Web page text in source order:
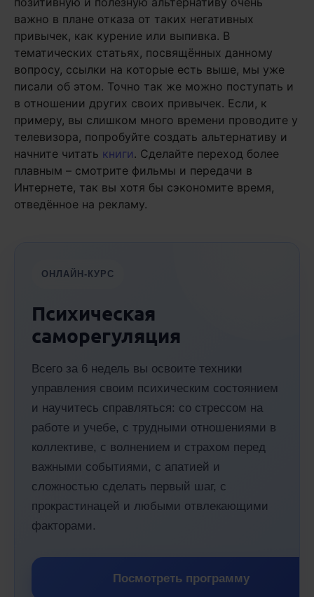
важно в плане отказа от таких негативных
привычек, как курение или выпивка. В
тематических статьях, посвящённых данному
вопросу, ссылки на которые есть выше, мы уже
писали об этом. Точно так же можно поступать и
в отношении других своих привычек. Если, к
примеру, вы слишком много времени проводите у
телевизора, попробуйте создать альтернативу и
начните читать книги. Сделайте переход более
плавным – смотрите фильмы и передачи в
Интернете, так вы хотя бы сэкономите время,
отведённое на рекламу.
ОНЛАЙН-КУРС
Психическая
саморегуляция
Всего за 6 недель вы освоите техники
управления своим психическим состоянием
и научитесь справляться: со стрессом на
работе и учебе, с трудными отношениями в
коллективе, с волнением и страхом перед
важными событиями, с апатией и
сложностью сделать первый шаг, с
прокрастинацей и любыми отвлекающими
факторами.
Посмотреть программу